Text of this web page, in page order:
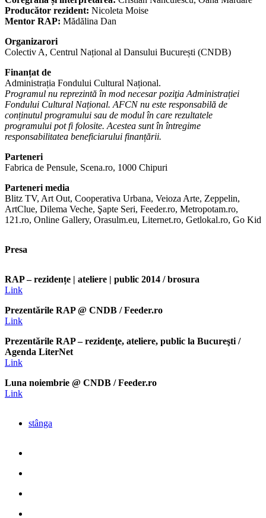
Producător rezident: Nicoleta Moise
Mentor RAP: Mădălina Dan
Organizarori
Colectiv A, Centrul Național al Dansului București (CNDB)
Finanțat de
Administrația Fondului Cultural Național.
Programul nu reprezintă în mod necesar poziţia Administrației
Fondului Cultural Național. AFCN nu este responsabilă de
conținutul programului sau de modul în care rezultatele
programului pot fi folosite. Acestea sunt în întregime
responsabilitatea beneficiarului finanțării.
Parteneri
Fabrica de Pensule, Scena.ro, 1000 Chipuri
Parteneri media
Blitz TV, Art Out, Cooperativa Urbana, Veioza Arte, Zeppelin,
ArtClue, Dilema Veche, Şapte Seri, Feeder.ro, Metropotam.ro,
121.ro, Online Gallery, Orasulm.eu, Liternet.ro, Getlokal.ro, Go Kid
Presa
RAP – rezidențe | ateliere | public 2014 / brosura
Link
Prezentările RAP @ CNDB / Feeder.ro
Link
Prezentările RAP – rezidenţe, ateliere, public la Bucureşti /
Agenda LiterNet
Link
Luna noiembrie @ CNDB / Feeder.ro
Link
stânga